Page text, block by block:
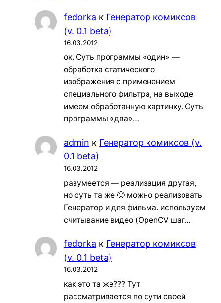
fedorka к Генератор комиксов
(v. 0.1 beta)
16.03.2012
ок. Суть программы «один» —
обработка статического
изображения с применением
специального фильтра, на выходе
имеем обработанную картинку. Суть
программы «два»…
admin к Генератор комиксов (v.
0.1 beta)
16.03.2012
разумеется — реализация другая,
но суть та же 🙂 можно реализовать
Генератор и для фильма. используем
считывание видео (OpenCV шаг…
fedorka к Генератор комиксов
(v. 0.1 beta)
16.03.2012
как это та же??? Тут
рассматривается по сути своей